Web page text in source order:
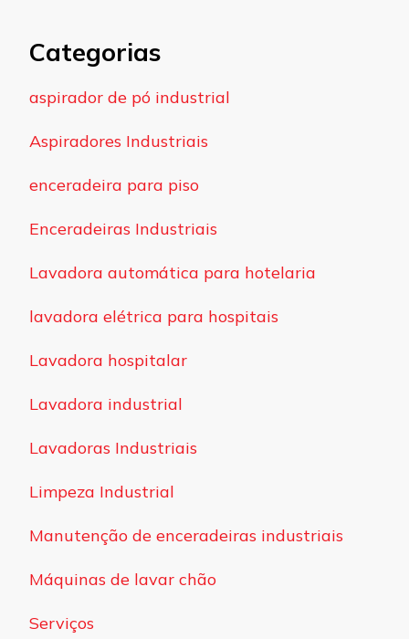
Categorias
aspirador de pó industrial
Aspiradores Industriais
enceradeira para piso
Enceradeiras Industriais
Lavadora automática para hotelaria
lavadora elétrica para hospitais
Lavadora hospitalar
Lavadora industrial
Lavadoras Industriais
Limpeza Industrial
Manutenção de enceradeiras industriais
Máquinas de lavar chão
Serviços